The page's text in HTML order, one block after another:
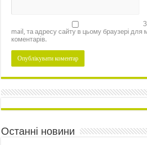
mail, та адресу сайту в цьому браузері для
коментарів.
Останні новини